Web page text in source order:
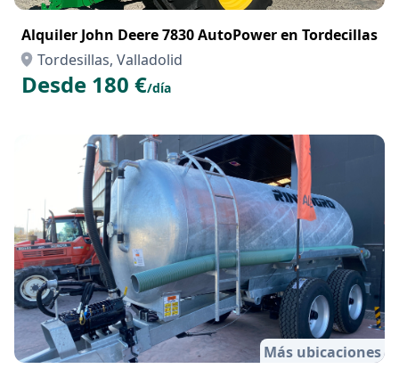
Alquiler John Deere 7830 AutoPower en Tordecillas
Tordesillas, Valladolid
Desde 180 €/día
Más ubicaciones